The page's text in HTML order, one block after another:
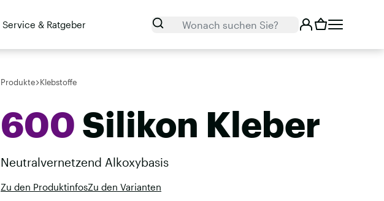
Service & Ratgeber SuchenWonach suchen Sie?
Produkte Klebstoffe
600 Silikon Kleber
Neutralvernetzend Alkoxybasis
Zu den ProduktinfosZu den Varianten